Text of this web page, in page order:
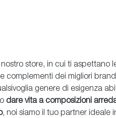
store, in cui ti aspettano
complementi dei migliori
genere di esigenza
dare vita a composizioni
, noi siamo il tuo partner ideale